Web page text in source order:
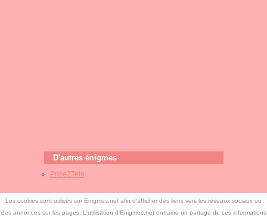
D'autres énigmes
Prise2Tete
Les cookies sont utilisés sur Enigmes.net afin d'afficher des liens vers les réseaux sociaux ou
des annonces sur les pages. L'utilisation d'Enigmes.net entraine un partage de ces informations